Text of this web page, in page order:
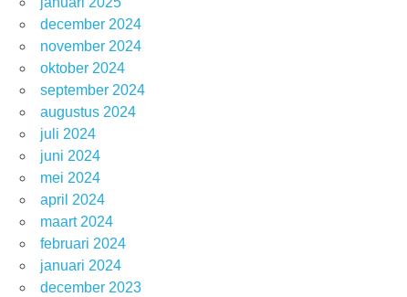
december 2024
november 2024
oktober 2024
september 2024
augustus 2024
juli 2024
juni 2024
mei 2024
april 2024
maart 2024
februari 2024
januari 2024
december 2023